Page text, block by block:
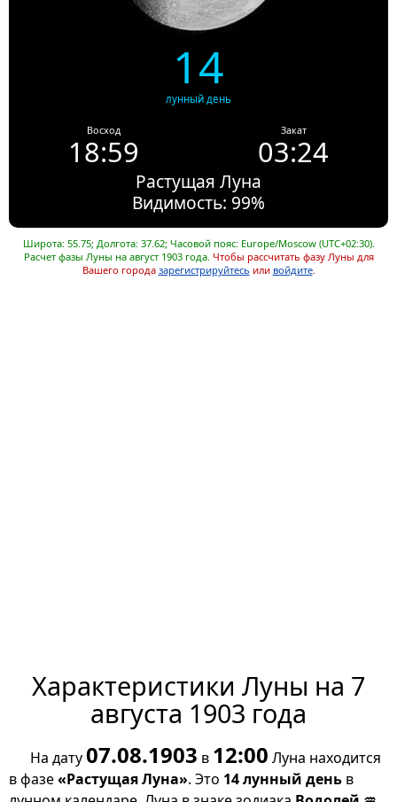
14
лунный день
Восход
18:59
Закат
03:24
Растущая Луна
Видимость: 99%
Широта: 55.75; Долгота: 37.62; Часовой пояс: Europe/Moscow (UTC+02:30).
Расчет фазы Луны на август 1903 года. Чтобы рассчитать фазу Луны для
Вашего города зарегистрируйтесь или войдите.
Характеристики Луны на 7
августа 1903 года
На дату07.08.1903 в 12:00 Луна находится
в фазе«Растущая Луна». Это 14 лунный день в